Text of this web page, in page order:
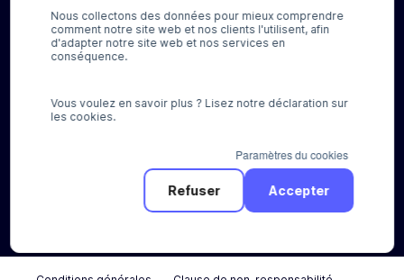
Nous collectons des données pour mieux comprendre
comment notre site web et nos clients l'utilisent, afin
d'adapter notre site web et nos services en
conséquence.
Vous voulez en savoir plus ? Lisez notre déclaration sur
les cookies.
Paramètres du cookies
Accepter
Refuser
+31 (0) 8888 666 66
Envoyez-nous un e-mail
Socials